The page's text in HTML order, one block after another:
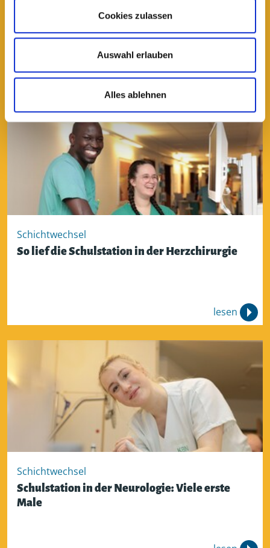
Cookies zulassen
Auswahl erlauben
Alles ablehnen
„Für unseren Job braucht man Herz, Verstand,
Mut, Resilienz und ein offenes Ohr“
lesen
Schichtwechsel
So lief die Schulstation in der Herzchirurgie
lesen
Schichtwechsel
Schulstation in der Neurologie: Viele erste
Male